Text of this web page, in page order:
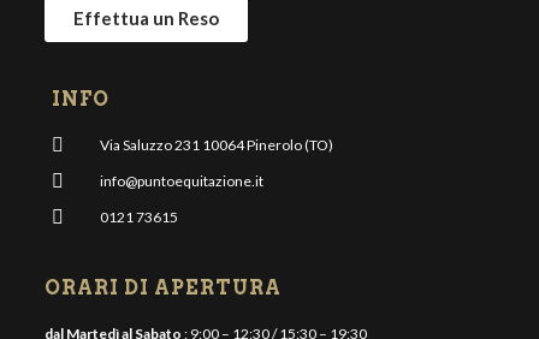
Effettua un Reso
INFO
Via Saluzzo 231 10064 Pinerolo (TO)
info@puntoequitazione.it
0121 73615
ORARI DI APERTURA
dal Martedì al Sabato : 9:00 – 12:30 / 15:30 – 19:30